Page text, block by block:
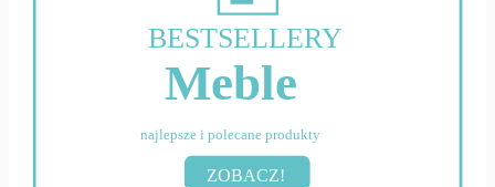
BESTSELLERY
Meble
najlepsze i polecane produkty
ZOBACZ!